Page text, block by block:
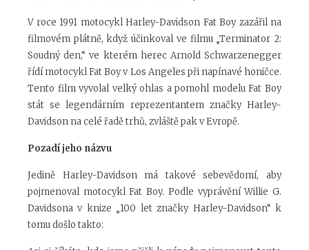
V roce 1991 motocykl Harley-Davidson Fat Boy zazářil na
filmovém plátně, když účinkoval ve filmu „Terminator 2:
Soudný den,“ ve kterém herec Arnold Schwarzenegger
řídí motocykl Fat Boy v Los Angeles při napínavé honičce.
Tento film vyvolal velký ohlas a pomohl modelu Fat Boy
stát se legendárním reprezentantem značky Harley-
Davidson na celé řadě trhů, zvláště pak v Evropě.
Pozadí jeho názvu
Jedině Harley-Davidson má takové sebevědomí, aby
pojmenoval motocykl Fat Boy. Podle vyprávění Willie G.
Davidsona v knize „100 let značky Harley-Davidson“ k
tomu došlo takto: